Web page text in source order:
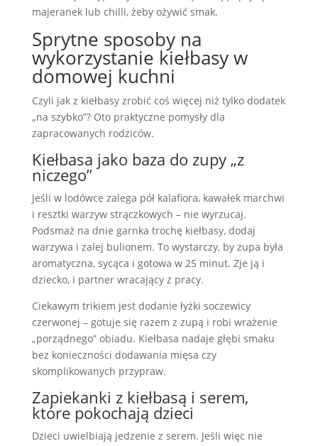
majeranek lub chilli, żeby ożywić smak.
Sprytne sposoby na
wykorzystanie kiełbasy w
domowej kuchni
Czyli jak z kiełbasy zrobić coś więcej niż tylko dodatek
„na szybko”? Oto praktyczne pomysły dla
zapracowanych rodziców.
Kiełbasa jako baza do zupy „z
niczego”
Jeśli w lodówce zalega pół kalafiora, kawałek marchwi
i resztki warzyw strączkowych – nie wyrzucaj.
Podsmaż na dnie garnka trochę kiełbasy, dodaj
warzywa i zalej bulionem. To wystarczy, by zupa była
aromatyczna, sycąca i gotowa w 25 minut. Zje ją i
dziecko, i partner wracający z pracy.
Ciekawym trikiem jest dodanie łyżki soczewicy
czerwonej – gotuje się razem z zupą i robi wrażenie
„porządnego” obiadu. Kiełbasa nadaje głębi smaku
bez konieczności dodawania mięsa czy
skomplikowanych przypraw.
Zapiekanki z kiełbasą i serem,
które pokochają dzieci
Dzieci uwielbiają jedzenie z serem. Jeśli więc nie